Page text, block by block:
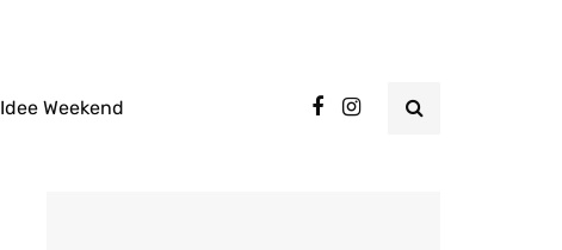
Idee Weekend